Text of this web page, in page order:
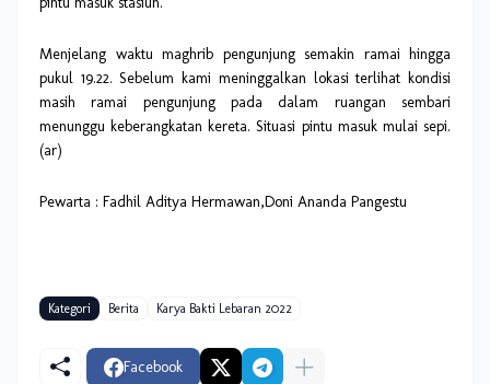
Menjelang waktu maghrib pengunjung semakin ramai hingga
pukul 19.22. Sebelum kami meninggalkan lokasi terlihat kondisi
masih ramai pengunjung pada dalam ruangan sembari
menunggu keberangkatan kereta. Situasi pintu masuk mulai sepi.
(ar)
Pewarta : Fadhil Aditya Hermawan,Doni Ananda Pangestu
Kategori Berita Karya Bakti Lebaran 2022
Facebook